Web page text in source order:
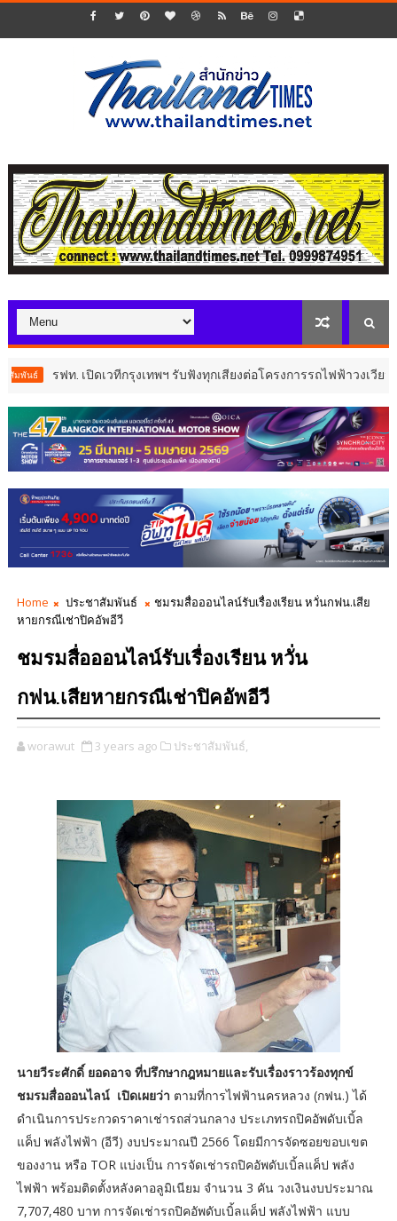
รฟท. เปิดเวทีกรุงเทพฯ รับฟังทุกเสียงต่อโครงการรถไฟฟ้าวงเวียนใหญ่–
Home ประชาสัมพันธ์
ชมรมสื่อออนไลน์รับเรื่องเรียน หวั่นกฟน.เสีย
หายกรณีเช่าปิคอัพอีวี
ชมรมสื่อออนไลน์รับเรื่องเรียน หวั่น
กฟน.เสียหายกรณีเช่าปิคอัพอีวี
worawut 3 years ago ประชาสัมพันธ์,
นายวีระศักดิ์ ยอดอาจ ที่ปรึกษากฎหมายและรับเรื่องราวร้องทุกข์
ชมรมสื่อออนไลน์ เปิดเผยว่า ตามที่การไฟฟ้านครหลวง (กฟน.) ได้
ดำเนินการประกวดราคาเช่ารถส่วนกลาง ประเภทรถปิคอัพดับเบิ้ล
แค็ป พลังไฟฟ้า (อีวี) งบประมาณปี 2566 โดยมีการจัดซอยขอบเขต
ของงาน หรือ TOR แบ่งเป็น การจัดเช่ารถปิคอัพดับเบิ้ลแค็ป พลัง
ไฟฟ้า พร้อมติดตั้งหลังคาอลูมิเนียม จำนวน 3 คัน วงเงินงบประมาณ
7,707,480 บาท การจัดเช่ารถปิคอัพดับเบิ้ลแค็ป พลังไฟฟ้า แบบ